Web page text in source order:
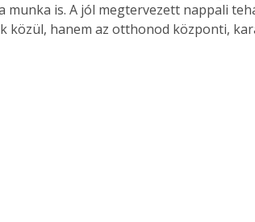
munka is. A jól megtervezett nappali
közül, hanem az otthonod központi,